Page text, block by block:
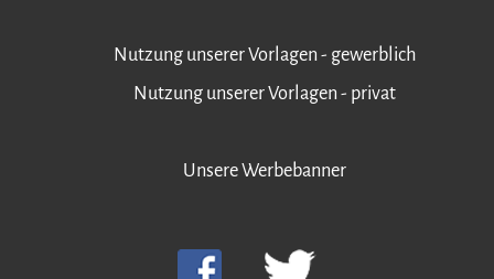
Nutzung unserer Vorlagen - gewerblich
Nutzung unserer Vorlagen - privat
Unsere Werbebanner